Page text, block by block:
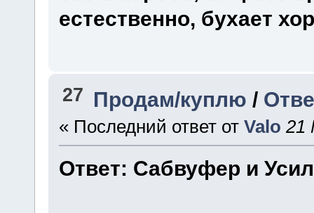
естественно, бухает
27 Продам/куплю /
« Последний ответ от Valo 21
Ответ: Сабвуфер и